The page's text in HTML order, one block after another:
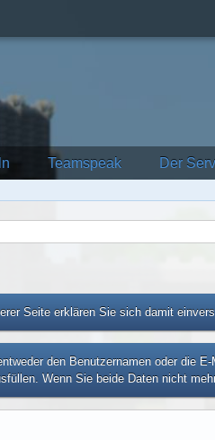
Teamspeak Der
Seite erklären Sie sich damit
den Benutzernamen oder die
Wenn Sie beide Daten nicht